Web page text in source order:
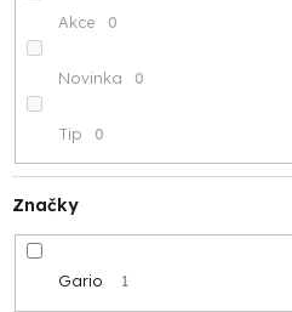
Akce 0
Novinka 0
Tip 0
Značky
Gario 1